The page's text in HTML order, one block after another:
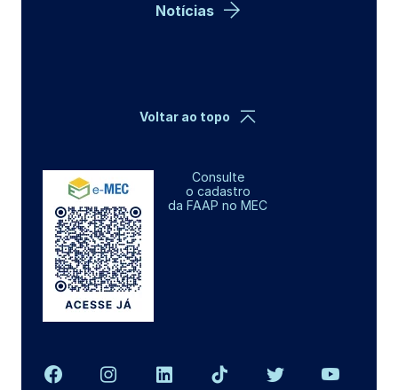
Notícias
Consulte
o cadastro
da FAAP no MEC
Voltar ao topo